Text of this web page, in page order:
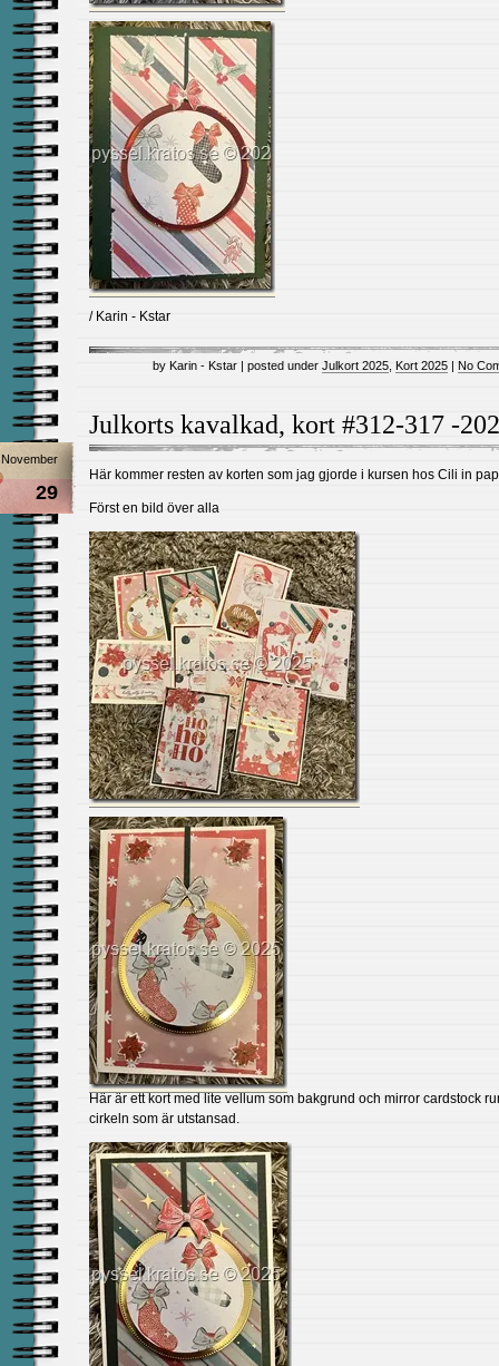
/ Karin - Kstar
by Karin - Kstar | posted under Julkort 2025 Kort 2025 | No
Julkorts kavalkad, kort #312-317 -
November
29
Här kommer resten av korten som jag gjorde i kursen hos Cili in
Först en bild över alla
Här är ett kort med lite vellum som bakgrund och mirror cardstock
cirkeln som är utstansad.